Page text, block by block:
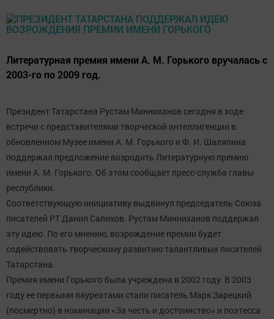
Литературная премия имени А. М. Горького вручалась с
2003-го по 2009 год.
Президент Татарстана Рустам Минниханов сегодня в ходе
встречи с представителями творческой интеллигенции в
обновленном Музее имени А. М. Горького и Ф. И. Шаляпина
поддержал предложение возродить Литературную премию
имени А. М. Горького. Об этом сообщает пресс-служба главы
республики.
Соответствующую инициативу выдвинул председатель Союза
писателей РТ Данил Салихов. Рустам Минниханов поддержал
эту идею. По его мнению, возрождение премии будет
содействовать творческому развитию талантливых писателей
Татарстана.
Премия имени Горького была учреждена в 2002 году. В 2003
году ее первыми лауреатами стали писатель Марк Зарецкий
(посмертно) в номинации «За честь и достоинство» и поэтесса